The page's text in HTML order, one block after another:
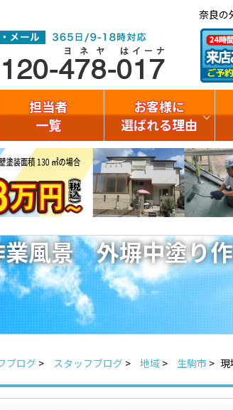
奈良の
担当者
一覧
お客様に
選ばれる理由
業風景 外塀中塗り
ブログ> スタッフブログ > 地域 > 生駒市 >